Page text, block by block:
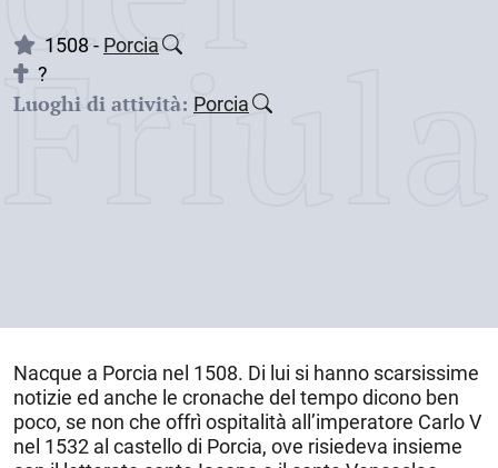
1508 - Porcia
?
Luoghi di attività: Porcia
Nacque a Porcia nel 1508. Di lui si hanno scarsissime
notizie ed anche le cronache del tempo dicono ben
poco, se non che offrì ospitalità all’imperatore Carlo V
nel 1532 al castello di Porcia, ove risiedeva insieme